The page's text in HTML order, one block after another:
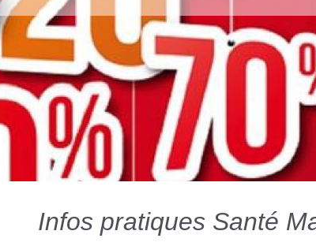
Infos pratiques Santé